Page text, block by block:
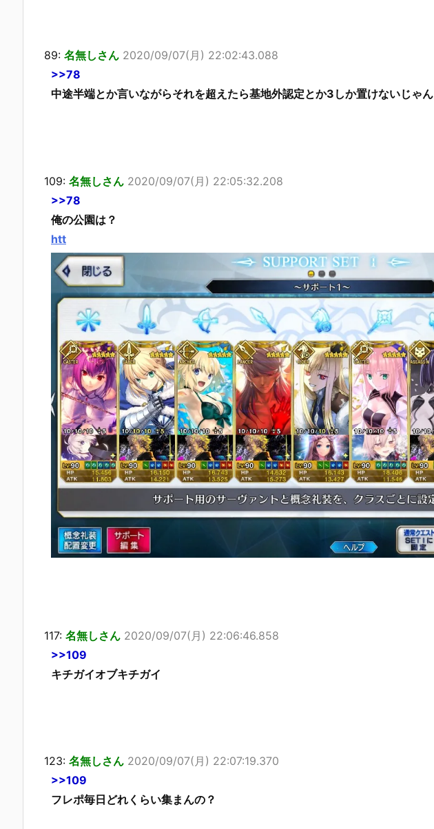
89: 名無しさん 2020/09/07(月) 22:02:43.088
>>78
中途半端とか言いながらそれを超えたら基地外認定とか3しか置けないじゃん
109: 名無しさん 2020/09/07(月) 22:05:32.208
>>78
俺の公園は？
htt
117: 名無しさん 2020/09/07(月) 22:06:46.858
>>109
キチガイオブキチガイ
123: 名無しさん 2020/09/07(月) 22:07:19.370
>>109
フレポ毎日どれくらい集まんの？